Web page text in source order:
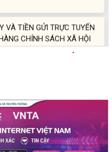
VÀ TIỀN GỬI TRỰC TUYẾN
CHÍNH SÁCH XÃ HỘI
sách xã hội Krông Búk
người chấp hành xong án
sách xã hội theo Quyết